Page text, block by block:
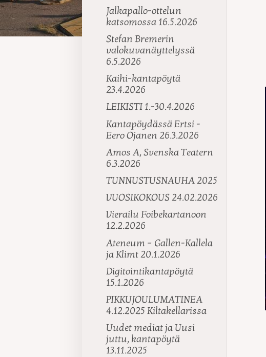
Jalkapallo-ottelun
katsomossa 16.5.2026
Stefan Bremerin
valokuvanäyttelyssä
6.5.2026
Kaihi-kantapöytä
23.4.2026
LEIKISTI 1.-30.4.2026
Kantapöydässä Ertsi -
Eero Ojanen 26.3.2026
Amos A, Svenska Teatern
6.3.2026
TUNNUSTUSNAUHA 2025
VUOSIKOKOUS 24.02.2026
Vierailu Foibekartanoon
12.2.2026
Ateneum – Gallen-Kallela
ja Klimt 20.1.2026
Digitointikantapöytä
15.1.2026
PIKKUJOULUMATINEA
4.12.2025 Kiltakellarissa
Uudet mediat ja Uusi
juttu, kantapöytä
13.11.2025